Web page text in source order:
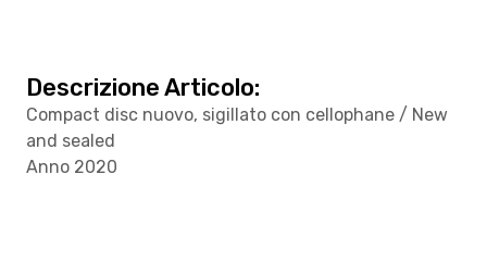
Descrizione Articolo:
Compact disc nuovo, sigillato con cellophane / New
and sealed
Anno 2020